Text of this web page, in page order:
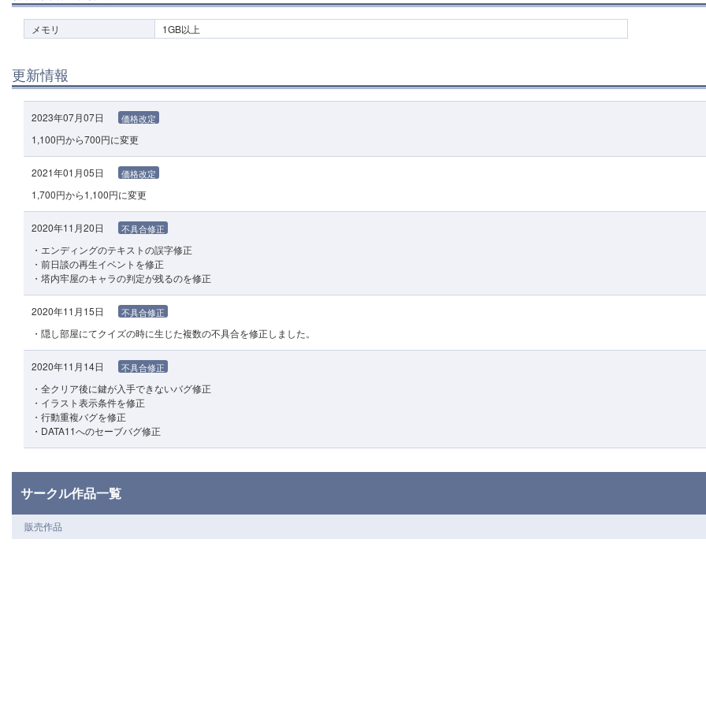
メモリ 1GB以上
更新情報
2023年07月07日 価格改定
1,100円から700円に変更
2021年01月05日 価格改定
1,700円から1,100円に変更
2020年11月20日 不具合修正
・エンディングのテキストの誤字修正
・前日談の再生イベントを修正
・塔内牢屋のキャラの判定が残るのを修正
2020年11月15日 不具合修正
・隠し部屋にてクイズの時に生じた複数の不具合を修正しました。
2020年11月14日 不具合修正
・全クリア後に鍵が入手できないバグ修正
・イラスト表示条件を修正
・行動重複バグを修正
・DATA11へのセーブバグ修正
サークル作品一覧
販売作品